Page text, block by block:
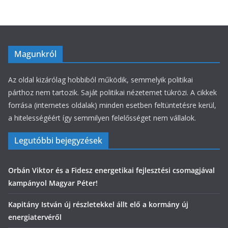
Magunkról
Az oldal kizárólag hobbiból működik, semmelyik politikai
párthoz nem tartozik. Saját politikai nézetemet tükrözi. A cikkek
forrása (internetes oldalak) minden esetben feltüntetésre kerül,
a hitelességéért így semmilyen felelősséget nem vállalok.
Legutóbbi bejegyzések
Orbán Viktor és a Fidesz energetikai fejlesztési csomagjával
kampányol Magyar Péter!
Kapitány István új részletekkel állt elő a kormány új
energiatervéről